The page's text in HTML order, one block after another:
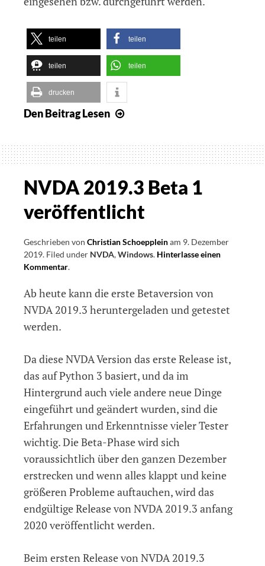
teilen teilen
teilen teilen
drucken
Den BeitragLesen
veröffentlicht
NVDA 2019.3 Beta 1
veröffentlicht
Geschrieben von Christian Schoeppleinam 9. Dezember
2019. Filed under NVDA,Windows. Hinterlasse einen
Kommentaron
2019.3
Beta
1
.
Ab heute kann die erste Betaversion von
NVDA 2019.3 heruntergeladen und getestet
werden.
Da diese NVDA Version das erste Release ist,
das auf Python 3 basiert, und da im
Hintergrund auch viele andere neue Dinge
eingeführt und geändert wurden, sind die
Erfahrungen und Erkenntnisse vieler Tester
wichtig. Die Beta-Phase wird sich
voraussichtlich über den ganzen Dezember
erstrecken und wenn alles klappt und keine
größeren Probleme auftauchen, wird das
endgültige Release von NVDA 2019.3 anfang
2020 veröffentlicht werden.
Beim ersten Release von NVDA 2019.3